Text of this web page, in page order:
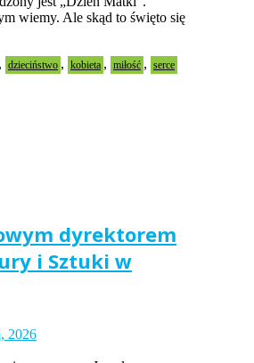
wiemy. Ale skąd to święto się
, dzieciństwo , kobieta , miłość , serce
dyrektorem
i Sztuki w
2026